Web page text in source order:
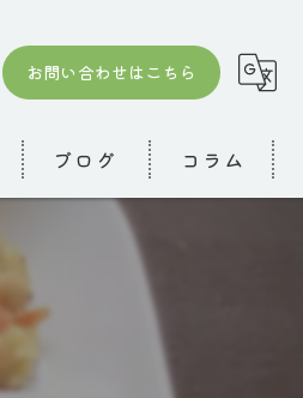
お問い合わせはこちら
ブログ コラム